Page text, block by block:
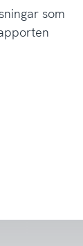
som